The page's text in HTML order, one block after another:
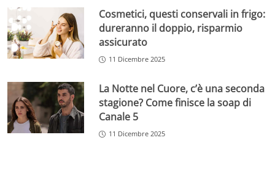
Cosmetici, questi conservali in frigo:
dureranno il doppio, risparmio
assicurato
11 Dicembre 2025
La Notte nel Cuore, c’è una seconda
stagione? Come finisce la soap di
Canale 5
11 Dicembre 2025